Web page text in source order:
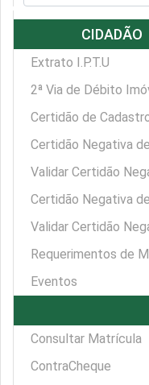
CIDADÃO
Extrato I.P.T.U
2ª Via de Débito
Certidão de
Certidão Negativa
Validar Certidão
Certidão Negativa
Validar Certidão
Requerimentos de
Eventos
Consultar Matrícula
ContraCheque